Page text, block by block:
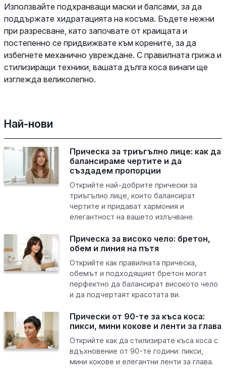
Използвайте подхранващи маски и балсами, за да
поддържате хидратацията на косъма. Бъдете нежни
при разресване, като започвате от краищата и
постепенно се придвижвате към корените, за да
избегнете механично увреждане. С правилната грижа и
стилизиращи техники, вашата дълга коса винаги ще
изглежда великолепно.
Най-нови
Прическа за триъгълно лице: как да
балансираме чертите и да
създадем пропорции
Открийте най-добрите прически за
триъгълно лице, които балансират
чертите и придават хармония и
елегантност на вашето излъчване.
Прическа за високо чело: бретон,
обем и линия на пътя
Открийте как правилната прическа,
обемът и подходящият бретон могат
перфектно да балансират високото чело
и да подчертаят красотата ви.
Прически от 90-те за къса коса:
пикси, мини кокове и ленти за глава
Открийте как да стилизирате къса коса с
вдъхновение от 90-те години: пикси,
мини кокове и елегантни ленти за глава.